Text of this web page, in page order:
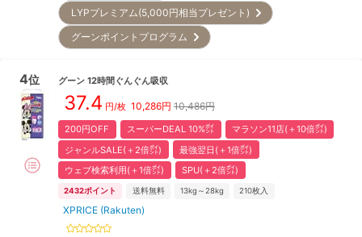
LYPプレミアム(5,000円相当プレゼント)
グーンポイントプログラム
4位 グーン 12時間ぐんぐん吸収
37.4 円/枚 10,286円 10,486円
200円OFF スーパーDEAL 10%㌽
マラソン11店(＋10倍㌽)
ジャンルSALE(＋2倍㌽)
最強翌日(＋1倍㌽)
ウェブ検索利用(＋1倍㌽)
SPU(＋2倍㌽)
2432ポイント 送料無料 13kg～28kg 210枚入
XPRICE (Rakuten)